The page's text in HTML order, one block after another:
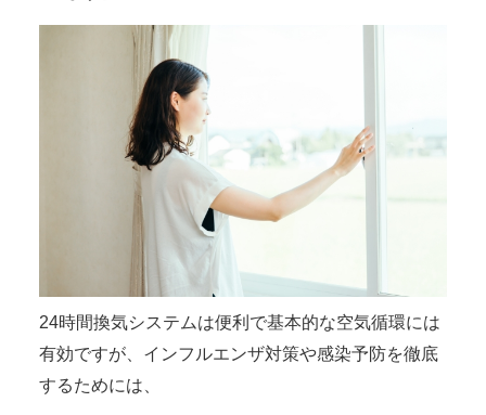
24時間換気システムは便利で基本的な空気循環には
有効ですが、インフルエンザ対策や感染予防を徹底
するためには、